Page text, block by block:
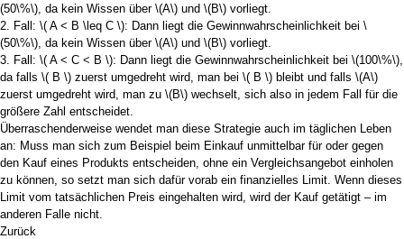
(50\%\) , da kein Wissen über \(A\) und \(B\) vorliegt.
2. Fall: \( A < B \leq C \): Dann liegt die Gewinnwahrscheinlichkeit bei \
(50\%\) , da kein Wissen über \(A\) und \(B\) vorliegt.
3. Fall: \( A < C < B \): Dann liegt die Gewinnwahrscheinlichkeit bei \(100\%\)
da falls \( B \) zuerst umgedreht wird, man bei \( B \) bleibt und falls \(A\)
zuerst umgedreht wird, man zu \(B\) wechselt, sich also in jedem Fall für die
größere Zahl entscheidet.
Überraschenderweise wendet man diese Strategie auch im täglichen Leben
an: Muss man sich zum Beispiel beim Einkauf unmittelbar für oder gegen
den Kauf eines Produkts entscheiden, ohne ein Vergleichsangebot einholen
zu können, so setzt man sich dafür vorab ein finanzielles Limit. Wenn dieses
Limit vom tatsächlichen Preis eingehalten wird, wird der Kauf getätigt – im
anderen Falle nicht.
Zurück